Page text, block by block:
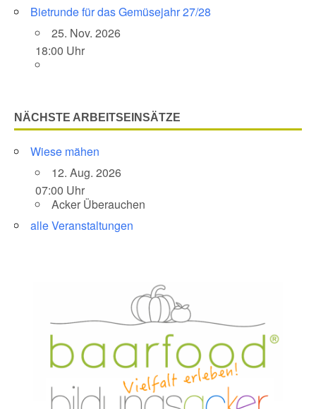
Bietrunde für das Gemüsejahr 27/28
25. Nov. 2026
18:00 Uhr
NÄCHSTE ARBEITSEINSÄTZE
Wiese mähen
12. Aug. 2026
07:00 Uhr
Acker Überauchen
alle Veranstaltungen